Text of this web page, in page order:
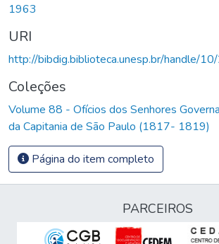
1963
URI
http://bibdig.biblioteca.unesp.br/handle/
Coleções
Volume 88 - Ofícios dos Senhores
da Capitania de São Paulo (1817- 1819)
Página do item completo
PARCEIROS